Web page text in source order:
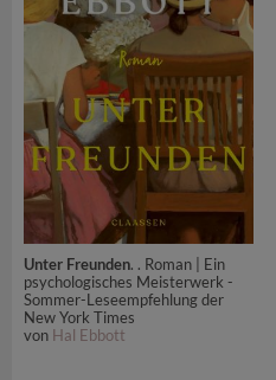
Unter Freunden. . Roman | Ein
psychologisches Meisterwerk -
Sommer-Leseempfehlung der
New York Times
von Hal Ebbott